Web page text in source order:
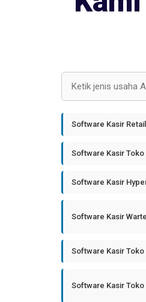
Software Kasir Retail
Software Kasir
Software Kasir
Software Kasir
Software Kasir
Software Kasir Toko